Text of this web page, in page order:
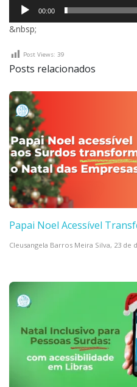
00:00
&nbsp;
Post Views: 39
Posts relacionados
Papai Noel Acessível
Cleusangela Barros Meira Silva, 23 de